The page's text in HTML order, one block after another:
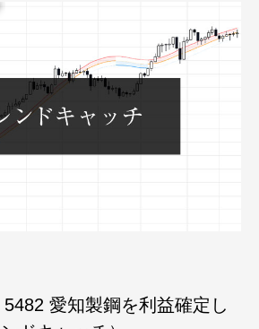
5482 愛知製鋼を利益確定し